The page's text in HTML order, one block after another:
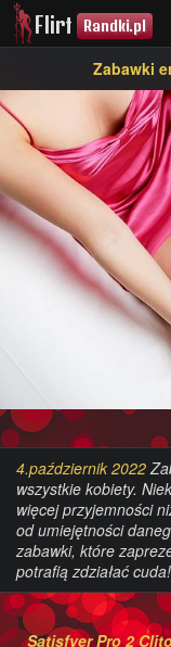
Flirt Randki.pl
Zabawki
4.październik 2022
wszystkie kobiety.
więcej przyjemności
od umiejętności
zabawki, które
potrafią zdziałać cuda!
Satisfyer Pro 2